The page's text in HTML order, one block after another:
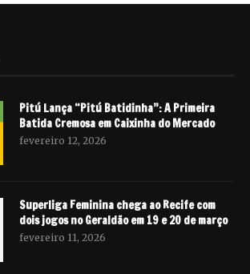
Pitú Lança “Pitú Batidinha”: A Primeira
Batida Cremosa em Caixinha do Mercado
fevereiro 12, 2026
Superliga Feminina chega ao Recife com
dois jogos no Geraldão em 19 e 20 de março
fevereiro 11, 2026